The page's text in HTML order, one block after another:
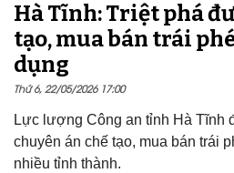
Hà Tĩnh: Triệt phá
tạo, mua bán trái
dụng
Thứ 6, 22/05/2026 17:00
Lực lượng Công an tỉnh Hà Tĩnh
chuyên án chế tạo, mua bán trái
nhiều tỉnh thành.